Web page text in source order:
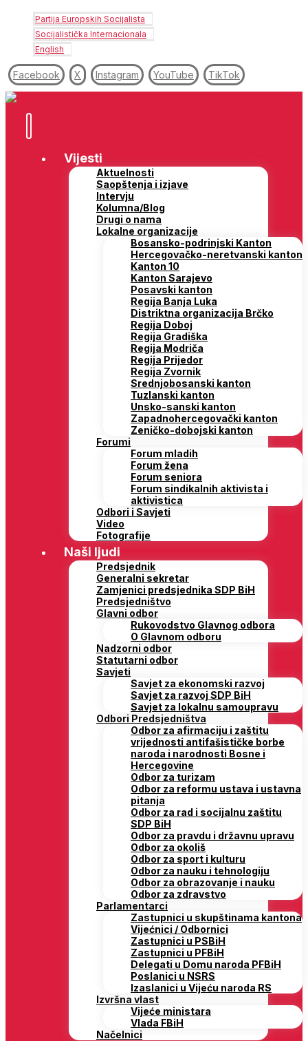
Partija Europskih Socijalista
Socijalistička Internacionala
English
Facebook X Instagram YouTube TikTok
Vijesti
Aktuelnosti
Saopštenja i izjave
Intervju
Kolumna/Blog
Drugi o nama
Lokalne organizacije
Bosansko-podrinjski Kanton
Hercegovačko-neretvanski kanton
Kanton 10
Kanton Sarajevo
Posavski kanton
Regija Banja Luka
Distriktna organizacija Brčko
Regija Doboj
Regija Gradiška
Regija Modriča
Regija Prijedor
Regija Zvornik
Srednjobosanski kanton
Tuzlanski kanton
Unsko-sanski kanton
Zapadnohercegovački kanton
Zeničko-dobojski kanton
Forumi
Forum mladih
Forum žena
Forum seniora
Forum sindikalnih aktivista i
aktivistica
Odbori i Savjeti
Video
Fotografije
Naši ljudi
Predsjednik
Generalni sekretar
Zamjenici predsjednika SDP BiH
Predsjedništvo
Glavni odbor
Rukovodstvo Glavnog odbora
O Glavnom odboru
Nadzorni odbor
Statutarni odbor
Savjeti
Savjet za ekonomski razvoj
Savjet za razvoj SDP BiH
Savjet za lokalnu samoupravu
Odbori Predsjedništva
Odbor za afirmaciju i zaštitu
vrijednosti antifašističke borbe
naroda i narodnosti Bosne i
Hercegovine
Odbor za turizam
Odbor za reformu ustava i ustavna
pitanja
Odbor za rad i socijalnu zaštitu
SDP BiH
Odbor za pravdu i državnu upravu
Odbor za okoliš
Odbor za sport i kulturu
Odbor za nauku i tehnologiju
Odbor za obrazovanje i nauku
Odbor za zdravstvo
Parlamentarci
Zastupnici u skupštinama kantona
Vijećnici / Odbornici
Zastupnici u PSBiH
Zastupnici u PFBiH
Delegati u Domu naroda PFBiH
Poslanici u NSRS
Izaslanici u Vijeću naroda RS
Izvršna vlast
Vijeće ministara
Vlada FBiH
Načelnici